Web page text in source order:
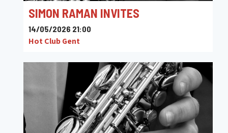
SIMON RAMAN INVITES
14/05/2026 21:00
Hot Club Gent